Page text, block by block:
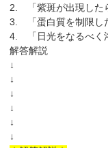
2. 「紫斑が出現した
3. 「蛋白質を制限し
4. 「日光をなるべく
解答解説
↓
↓
↓
↓
↓
↓